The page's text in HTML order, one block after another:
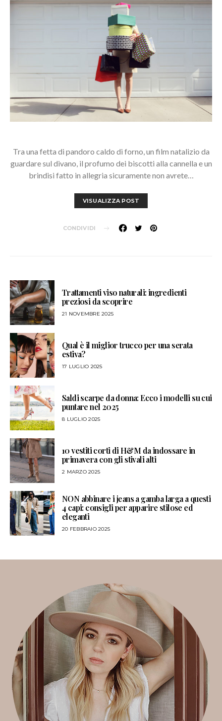
Tra una fetta di pandoro caldo di forno, un film natalizio da
guardare sul divano, il profumo dei biscotti alla cannella e un
brindisi fatto in allegria sicuramente non avrete…
VISUALIZZA POST
CONDIVIDI
Trattamenti viso naturali: ingredienti
preziosi da scoprire
21 NOVEMBRE 2025
Qual è il miglior trucco per una serata
estiva?
17 LUGLIO 2025
Saldi scarpe da donna: Ecco i modelli su cui
puntare nel 2025
8 LUGLIO 2025
10 vestiti corti di H&M da indossare in
primavera con gli stivali alti
2 MARZO 2025
NON abbinare i jeans a gamba larga a questi
4 capi: consigli per apparire stilose ed
eleganti
20 FEBBRAIO 2025